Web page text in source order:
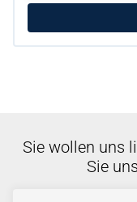
Sie wollen uns
Sie